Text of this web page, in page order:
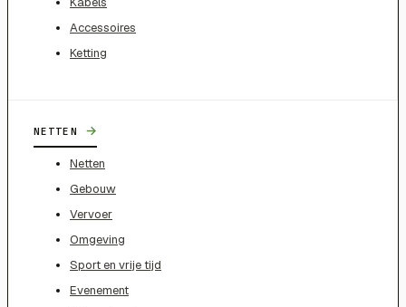
Accessoires
Ketting
NETTEN →
Netten
Gebouw
Vervoer
Omgeving
Sport en vrije tijd
Evenement